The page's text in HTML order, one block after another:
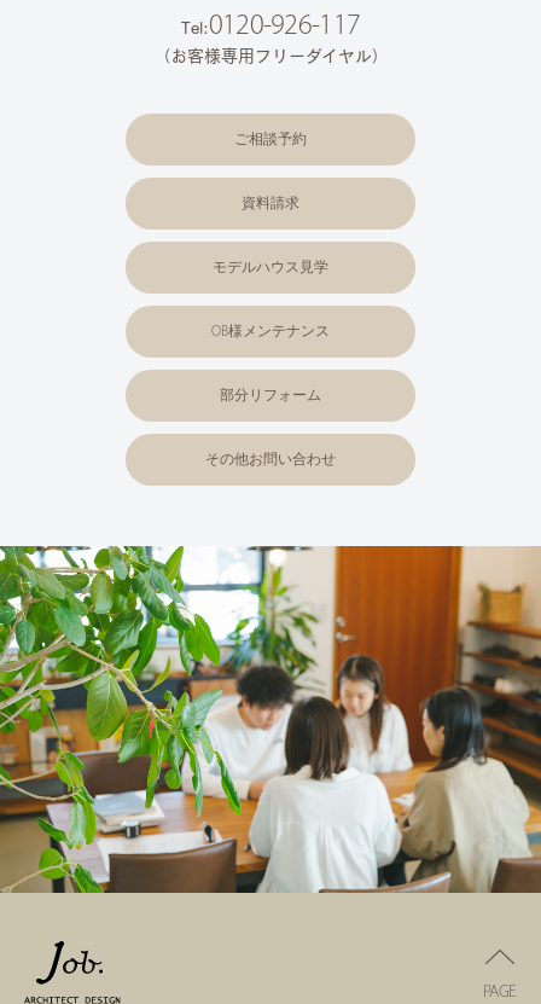
Tel:0120-926-117
（お客様専用フリーダイヤル）
ご相談予約
資料請求
モデルハウス見学
OB様メンテナンス
部分リフォーム
その他お問い合わせ
PAGE